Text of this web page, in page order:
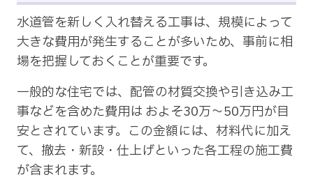
水道管を新しく入れ替える工事は、規模によって
大きな費用が発生することが多いため、事前に相
場を把握しておくことが重要です。
一般的な住宅では、配管の材質交換や引き込み工
事などを含めた費用は およそ30万〜50万円が目
安とされています。この金額には、材料代に加え
て、撤去・新設・仕上げといった各工程の施工費
が含まれます。